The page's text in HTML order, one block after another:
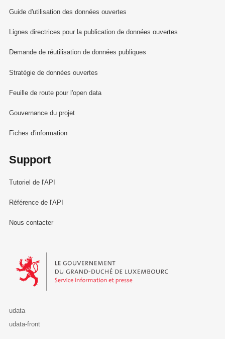
Guide d'utilisation des données ouvertes
Lignes directrices pour la publication de données ouvertes
Demande de réutilisation de données publiques
Stratégie de données ouvertes
Feuille de route pour l'open data
Gouvernance du projet
Fiches d'information
Support
Tutoriel de l'API
Référence de l'API
Nous contacter
Le Gouvernement du Grand-Duché de Luxembourg - Service
udata
udata-front